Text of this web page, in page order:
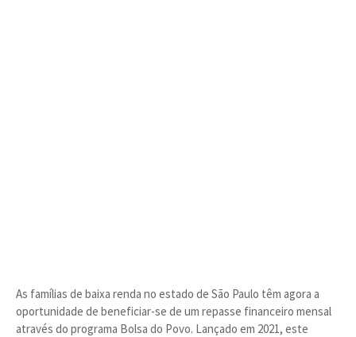
As famílias de baixa renda no estado de São Paulo têm agora a
oportunidade de beneficiar-se de um repasse financeiro mensal
através do programa Bolsa do Povo. Lançado em 2021, este